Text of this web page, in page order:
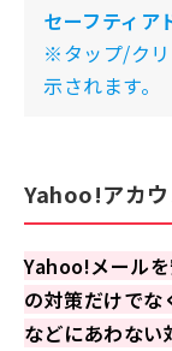
セーフティア
※タップ/クリ
示されます。
Yahoo!アカウ
Yahoo!メール
の対策だけで
などにあわない